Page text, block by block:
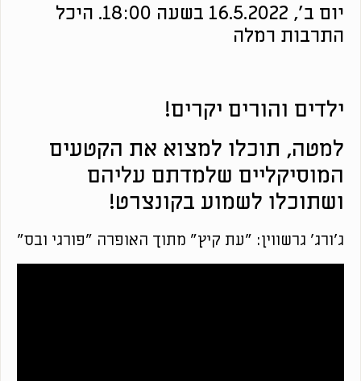
יום ב', 16.5.2022 בשעה 18:00. היכל
התרבות רמלה
ילדים והורים יקרים!
למטה, תוכלו למצוא את הקטעים
המוסיקליים שלמדתם עליהם
ושתוכלו לשמוע בקונצרט!
ג'ורג' גרשווין: "עת קיץ" מתוך האופרה "פורגי ובס"